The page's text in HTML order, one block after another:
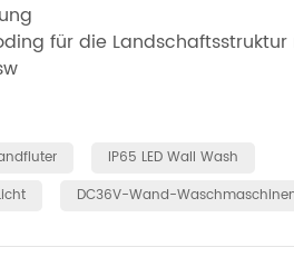
für die
IP65 LED Wall Wash
DC36V-Wand-